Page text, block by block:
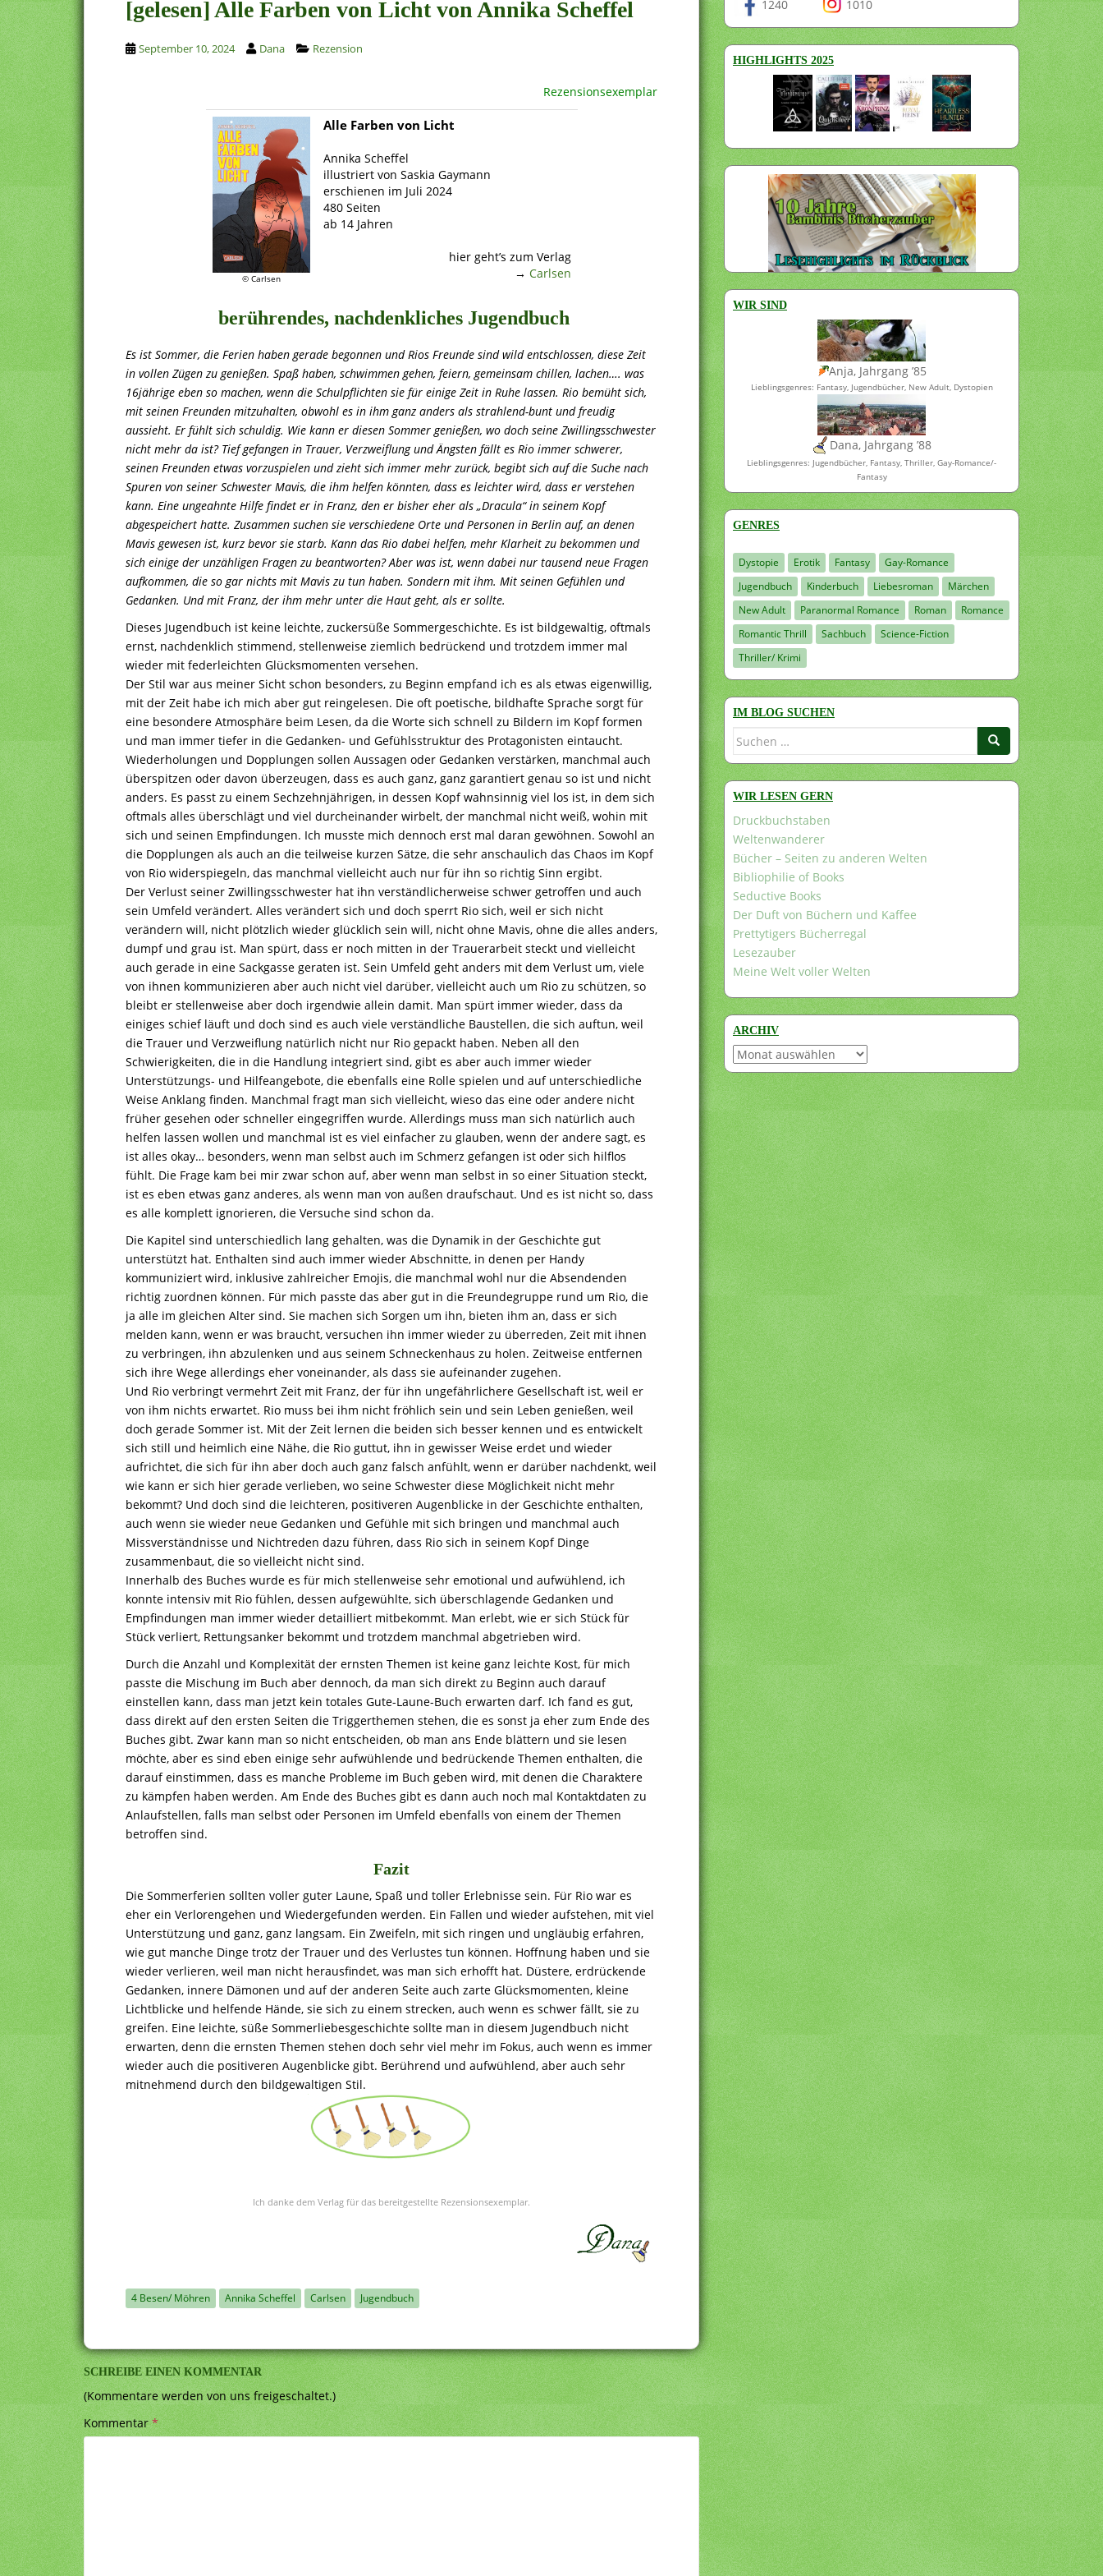
[gelesen] Alle Farben von Licht von Annika Scheffel
September 10, 2024 Dana Rezension
Rezensionsexemplar
© Carlsen
Alle Farben von Licht
Annika Scheffel
illustriert von Saskia Gaymann
erschienen im Juli 2024
480 Seiten
ab 14 Jahren
hier geht’s zum Verlag
→ Carlsen
berührendes, nachdenkliches Jugendbuch
Es ist Sommer, die Ferien haben gerade begonnen und Rios Freunde sind wild entschlossen, diese Zeit
in vollen Zügen zu genießen. Spaß haben, schwimmen gehen, feiern, gemeinsam chillen, lachen…. was
16jährige eben so machen, wenn die Schulpflichten sie für einige Zeit in Ruhe lassen. Rio bemüht sich,
mit seinen Freunden mitzuhalten, obwohl es in ihm ganz anders als strahlend-bunt und freudig
aussieht. Er fühlt sich schuldig. Wie kann er diesen Sommer genießen, wo doch seine Zwillingsschwester
nicht mehr da ist? Tief gefangen in Trauer, Verzweiflung und Ängsten fällt es Rio immer schwerer,
seinen Freunden etwas vorzuspielen und zieht sich immer mehr zurück, begibt sich auf die Suche nach
Spuren von seiner Schwester Mavis, die ihm helfen könnten, dass es leichter wird, dass er verstehen
kann. Eine ungeahnte Hilfe findet er in Franz, den er bisher eher als „Dracula“ in seinem Kopf
abgespeichert hatte. Zusammen suchen sie verschiedene Orte und Personen in Berlin auf, an denen
Mavis gewesen ist, kurz bevor sie starb. Kann das Rio dabei helfen, mehr Klarheit zu bekommen und
sich einige der unzähligen Fragen zu beantworten? Aber was ist, wenn dabei nur tausend neue Fragen
aufkommen, die so gar nichts mit Mavis zu tun haben. Sondern mit ihm. Mit seinen Gefühlen und
Gedanken. Und mit Franz, der ihm mehr unter die Haut geht, als er sollte.
Dieses Jugendbuch ist keine leichte, zuckersüße Sommergeschichte. Es ist bildgewaltig, oftmals
ernst, nachdenklich stimmend, stellenweise ziemlich bedrückend und trotzdem immer mal
wieder mit federleichten Glücksmomenten versehen.
Der Stil war aus meiner Sicht schon besonders, zu Beginn empfand ich es als etwas eigenwillig,
mit der Zeit habe ich mich aber gut reingelesen. Die oft poetische, bildhafte Sprache sorgt für
eine besondere Atmosphäre beim Lesen, da die Worte sich schnell zu Bildern im Kopf formen
und man immer tiefer in die Gedanken- und Gefühlsstruktur des Protagonisten eintaucht.
Wiederholungen und Dopplungen sollen Aussagen oder Gedanken verstärken, manchmal auch
überspitzen oder davon überzeugen, dass es auch ganz, ganz garantiert genau so ist und nicht
anders. Es passt zu einem Sechzehnjährigen, in dessen Kopf wahnsinnig viel los ist, in dem sich
oftmals alles überschlägt und viel durcheinander wirbelt, der manchmal nicht weiß, wohin mit
sich und seinen Empfindungen. Ich musste mich dennoch erst mal daran gewöhnen. Sowohl an
die Dopplungen als auch an die teilweise kurzen Sätze, die sehr anschaulich das Chaos im Kopf
von Rio widerspiegeln, das manchmal vielleicht auch nur für ihn so richtig Sinn ergibt.
Der Verlust seiner Zwillingsschwester hat ihn verständlicherweise schwer getroffen und auch
sein Umfeld verändert. Alles verändert sich und doch sperrt Rio sich, weil er sich nicht
verändern will, nicht plötzlich wieder glücklich sein will, nicht ohne Mavis, ohne die alles anders,
dumpf und grau ist. Man spürt, dass er noch mitten in der Trauerarbeit steckt und vielleicht
auch gerade in eine Sackgasse geraten ist. Sein Umfeld geht anders mit dem Verlust um, viele
von ihnen kommunizieren aber auch nicht viel darüber, vielleicht auch um Rio zu schützen, so
bleibt er stellenweise aber doch irgendwie allein damit. Man spürt immer wieder, dass da
einiges schief läuft und doch sind es auch viele verständliche Baustellen, die sich auftun, weil
die Trauer und Verzweiflung natürlich nicht nur Rio gepackt haben. Neben all den
Schwierigkeiten, die in die Handlung integriert sind, gibt es aber auch immer wieder
Unterstützungs- und Hilfeangebote, die ebenfalls eine Rolle spielen und auf unterschiedliche
Weise Anklang finden. Manchmal fragt man sich vielleicht, wieso das eine oder andere nicht
früher gesehen oder schneller eingegriffen wurde. Allerdings muss man sich natürlich auch
helfen lassen wollen und manchmal ist es viel einfacher zu glauben, wenn der andere sagt, es
ist alles okay… besonders, wenn man selbst auch im Schmerz gefangen ist oder sich hilflos
fühlt. Die Frage kam bei mir zwar schon auf, aber wenn man selbst in so einer Situation steckt,
ist es eben etwas ganz anderes, als wenn man von außen draufschaut. Und es ist nicht so, dass
es alle komplett ignorieren, die Versuche sind schon da.
Die Kapitel sind unterschiedlich lang gehalten, was die Dynamik in der Geschichte gut
unterstützt hat. Enthalten sind auch immer wieder Abschnitte, in denen per Handy
kommuniziert wird, inklusive zahlreicher Emojis, die manchmal wohl nur die Absendenden
richtig zuordnen können. Für mich passte das aber gut in die Freundegruppe rund um Rio, die
ja alle im gleichen Alter sind. Sie machen sich Sorgen um ihn, bieten ihm an, dass er sich
melden kann, wenn er was braucht, versuchen ihn immer wieder zu überreden, Zeit mit ihnen
zu verbringen, ihn abzulenken und aus seinem Schneckenhaus zu holen. Zeitweise entfernen
sich ihre Wege allerdings eher voneinander, als dass sie aufeinander zugehen.
Und Rio verbringt vermehrt Zeit mit Franz, der für ihn ungefährlichere Gesellschaft ist, weil er
von ihm nichts erwartet. Rio muss bei ihm nicht fröhlich sein und sein Leben genießen, weil
doch gerade Sommer ist. Mit der Zeit lernen die beiden sich besser kennen und es entwickelt
sich still und heimlich eine Nähe, die Rio guttut, ihn in gewisser Weise erdet und wieder
aufrichtet, die sich für ihn aber doch auch ganz falsch anfühlt, wenn er darüber nachdenkt, weil
wie kann er sich hier gerade verlieben, wo seine Schwester diese Möglichkeit nicht mehr
bekommt? Und doch sind die leichteren, positiveren Augenblicke in der Geschichte enthalten,
auch wenn sie wieder neue Gedanken und Gefühle mit sich bringen und manchmal auch
Missverständnisse und Nichtreden dazu führen, dass Rio sich in seinem Kopf Dinge
zusammenbaut, die so vielleicht nicht sind.
Innerhalb des Buches wurde es für mich stellenweise sehr emotional und aufwühlend, ich
konnte intensiv mit Rio fühlen, dessen aufgewühlte, sich überschlagende Gedanken und
Empfindungen man immer wieder detailliert mitbekommt. Man erlebt, wie er sich Stück für
Stück verliert, Rettungsanker bekommt und trotzdem manchmal abgetrieben wird.
Durch die Anzahl und Komplexität der ernsten Themen ist keine ganz leichte Kost, für mich
passte die Mischung im Buch aber dennoch, da man sich direkt zu Beginn auch darauf
einstellen kann, dass man jetzt kein totales Gute-Laune-Buch erwarten darf. Ich fand es gut,
dass direkt auf den ersten Seiten die Triggerthemen stehen, die es sonst ja eher zum Ende des
Buches gibt. Zwar kann man so nicht entscheiden, ob man ans Ende blättern und sie lesen
möchte, aber es sind eben einige sehr aufwühlende und bedrückende Themen enthalten, die
darauf einstimmen, dass es manche Probleme im Buch geben wird, mit denen die Charaktere
zu kämpfen haben werden. Am Ende des Buches gibt es dann auch noch mal Kontaktdaten zu
Anlaufstellen, falls man selbst oder Personen im Umfeld ebenfalls von einem der Themen
betroffen sind.
Fazit
Die Sommerferien sollten voller guter Laune, Spaß und toller Erlebnisse sein. Für Rio war es
eher ein Verlorengehen und Wiedergefunden werden. Ein Fallen und wieder aufstehen, mit viel
Unterstützung und ganz, ganz langsam. Ein Zweifeln, mit sich ringen und ungläubig erfahren,
wie gut manche Dinge trotz der Trauer und des Verlustes tun können. Hoffnung haben und sie
wieder verlieren, weil man nicht herausfindet, was man sich erhofft hat. Düstere, erdrückende
Gedanken, innere Dämonen und auf der anderen Seite auch zarte Glücksmomenten, kleine
Lichtblicke und helfende Hände, sie sich zu einem strecken, auch wenn es schwer fällt, sie zu
greifen. Eine leichte, süße Sommerliebesgeschichte sollte man in diesem Jugendbuch nicht
erwarten, denn die ernsten Themen stehen doch sehr viel mehr im Fokus, auch wenn es immer
wieder auch die positiveren Augenblicke gibt. Berührend und aufwühlend, aber auch sehr
mitnehmend durch den bildgewaltigen Stil.
Ich danke dem Verlag für das bereitgestellte Rezensionsexemplar.
4 Besen/ Möhren Annika Scheffel Carlsen Jugendbuch
SCHREIBE EINEN KOMMENTAR
(Kommentare werden von uns freigeschaltet.)
Kommentar*
1240 1010
HIGHLIGHTS 2025
WIR SIND
Anja, Jahrgang ’85
Lieblingsgenres: Fantasy, Jugendbücher, New Adult, Dystopien
Dana, Jahrgang ’88
Lieblingsgenres: Jugendbücher, Fantasy, Thriller, Gay-Romance/-
Fantasy
GENRES
Dystopie Erotik Fantasy
Gay-Romance
Jugendbuch
Kinderbuch Liebesroman
Märchen
New Adult
Paranormal Romance Roman
Romance
Romantic Thrill
Sachbuch
Science-Fiction
Thriller/ Krimi
IM BLOG SUCHEN
Suchen
WIR LESEN GERN
Druckbuchstaben
Weltenwanderer
Bücher – Seiten zu anderen Welten
Bibliophilie of Books
Seductive Books
Der Duft von Büchern und Kaffee
Prettytigers Bücherregal
Lesezauber
Meine Welt voller Welten
ARCHIV
Archiv